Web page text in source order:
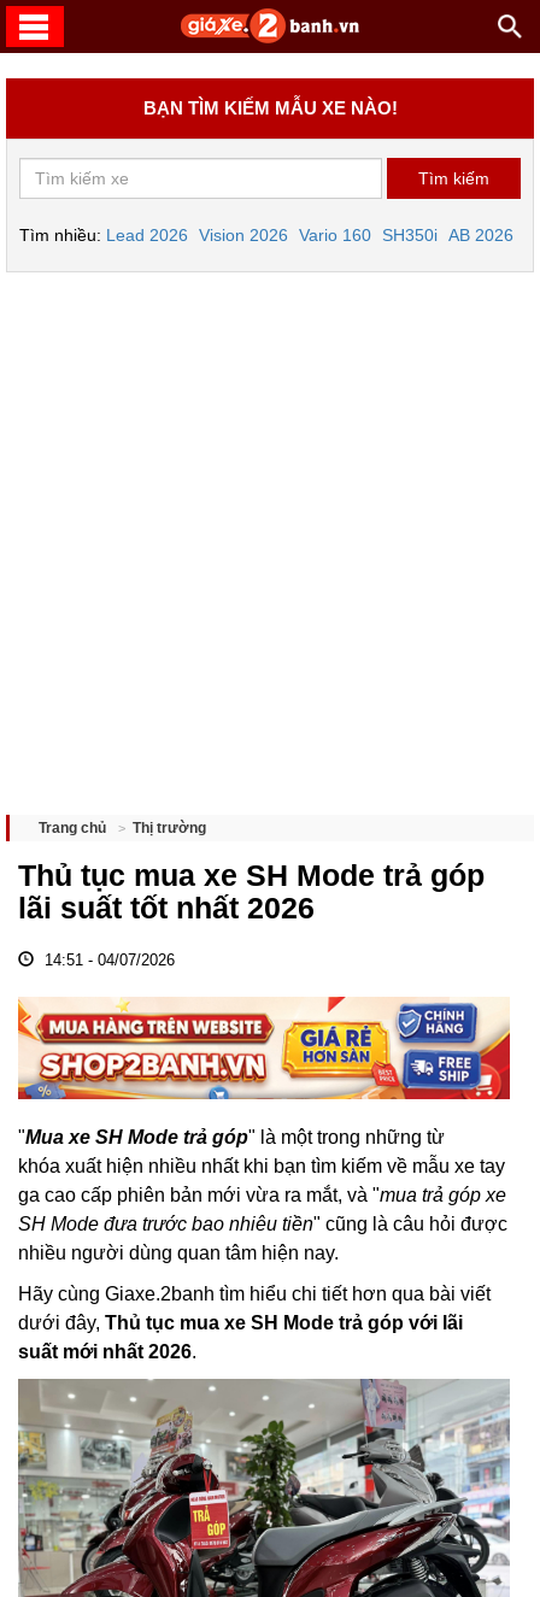
BẠN TÌM KIẾM MẪU XE NÀO!
Tìm nhiều: Lead 2026 Vision 2026 Vario 160 SH350i AB 2026
Trang chủ Thị trường
Thủ tục mua xe SH Mode trả góp
lãi suất tốt nhất 2026
14:51 - 04/07/2026
"Mua xe SH Mode trả góp" là một trong những từ
khóa xuất hiện nhiều nhất khi bạn tìm kiếm về mẫu xe tay
ga cao cấp phiên bản mới vừa ra mắt, và "mua trả góp xe
SH Mode đưa trước bao nhiêu tiền" cũng là câu hỏi được
nhiều người dùng quan tâm hiện nay.
Hãy cùng Giaxe.2banh tìm hiểu chi tiết hơn qua bài viết
dưới đây, Thủ tục mua xe SH Mode trả góp với lãi
suất mới nhất 2026.